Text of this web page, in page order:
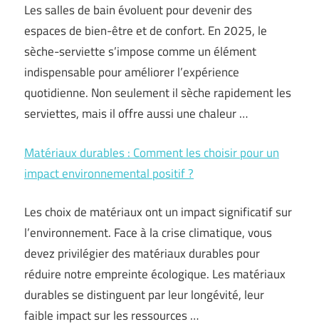
Les salles de bain évoluent pour devenir des
espaces de bien-être et de confort. En 2025, le
sèche-serviette s’impose comme un élément
indispensable pour améliorer l’expérience
quotidienne. Non seulement il sèche rapidement les
serviettes, mais il offre aussi une chaleur …
Matériaux durables : Comment les choisir pour un
impact environnemental positif ?
Les choix de matériaux ont un impact significatif sur
l’environnement. Face à la crise climatique, vous
devez privilégier des matériaux durables pour
réduire notre empreinte écologique. Les matériaux
durables se distinguent par leur longévité, leur
faible impact sur les ressources …